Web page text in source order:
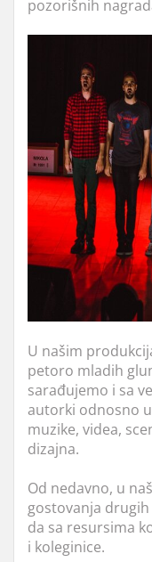
pozorišnih
U našim
petoro mladih
sarađujemo i sa
autorki odnosno
muzike, videa,
dizajna.
Od nedavno, u
gostovanja
da sa resursima
i koleginice.